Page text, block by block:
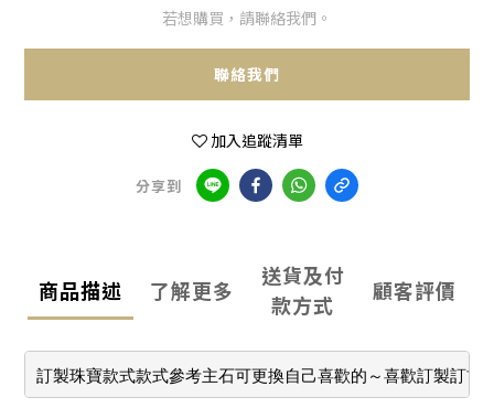
若想購買，請聯絡我們。
聯絡我們
加入追蹤清單
分享到
商品描述 了解更多
送貨及付
款方式
顧客評價
訂製珠寶款式款式參考主石可更換自己喜歡的～喜歡訂製訂